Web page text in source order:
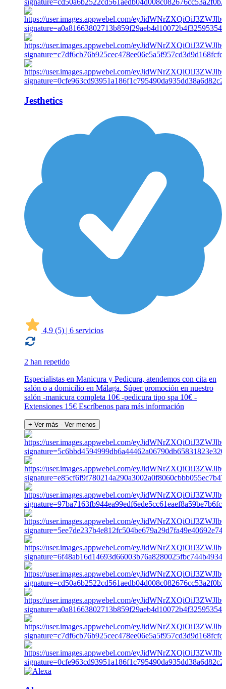
Jesthetics
4,9 (5) | 6 servicios
2 han repetido
Especialistas en Manicura y Pedicura, atendemos con cita en
salón o a domicilio en Málaga. Súper promoción en nuestro
salón -manicura completa 10€ -pedicura tipo spa 10€ -
Extensiones 15€ Escríbenos para más información
+ Ver más - Ver menos